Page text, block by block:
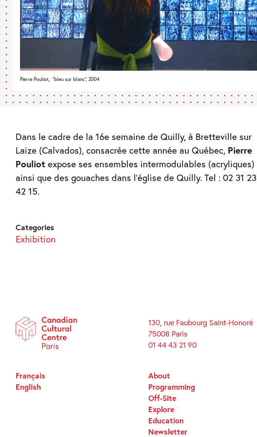
Pierre Pouliot, "bleu sur blanc", 2004
Dans le cadre de la 16e semaine de Quilly, à Bretteville sur
Laize (Calvados), consacrée cette année au Québec, Pierre
Pouliot expose ses ensembles intermodulables (acryliques)
ainsi que des gouaches dans l’église de Quilly. Tel : 02 31 23
42 15.
Categories
Exhibition
130, rue Faubourg Saint-Honoré
75008 Paris
01 44 43 21 90
About
Programming
Off-Site
Explore
Education
Newsletter
Français
English